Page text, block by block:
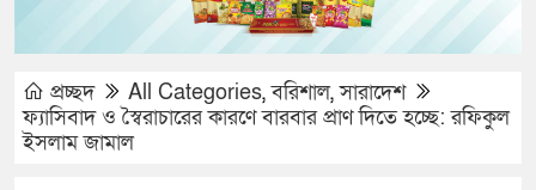
প্রচ্ছদ All Categories,বরিশাল,সারাদেশ
ফ্যাসিবাদ ও স্বৈরাচারের কারণে বারবার প্রাণ দিতে হচ্ছে: রফিকুল
ইসলাম জামাল